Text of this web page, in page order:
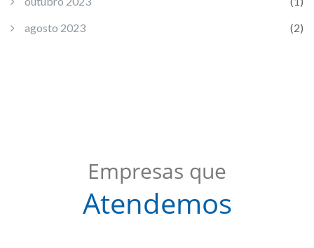
agosto 2023
(2)
Empresas que
Atendemos